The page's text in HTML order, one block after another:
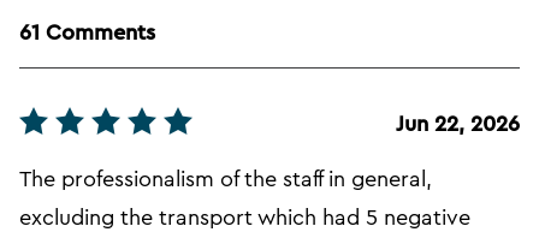
61 Comments
Jun 22, 2026
The professionalism of the staff in general,
excluding the transport which had 5 negative